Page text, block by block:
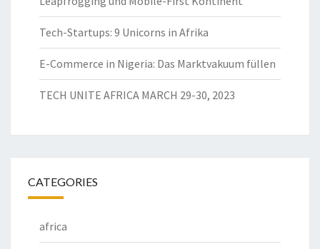
Tech-Startups: 9 Unicorns in Afrika
E-Commerce in Nigeria: Das Marktvakuum füllen
TECH UNITE AFRICA MARCH 29-30, 2023
CATEGORIES
africa